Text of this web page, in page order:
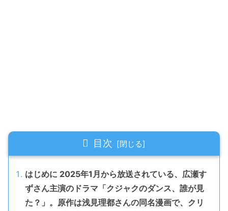
目次
はじめに 2025年1月から放送されている、広瀬す
ずさん主演のドラマ「クジャクのダンス、誰が見
た？」。原作は浅見理都さんの同名漫画で、クリ